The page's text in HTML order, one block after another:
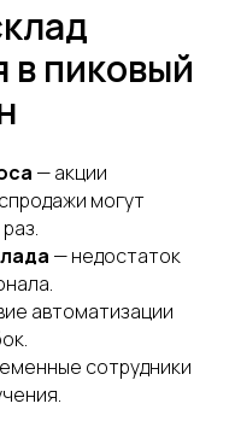
в пиковый
— акции
могут
— недостаток
автоматизации
сотрудники